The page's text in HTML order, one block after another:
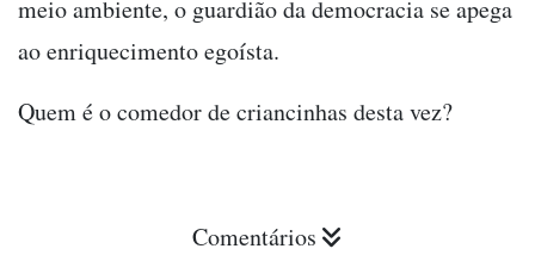
meio ambiente, o guardião da democracia se apega
ao enriquecimento egoísta.
Quem é o comedor de criancinhas desta vez?
Comentários